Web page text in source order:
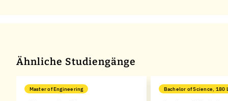
Ähnliche Studiengänge
Master of Engineering Bachelor of Science, 180